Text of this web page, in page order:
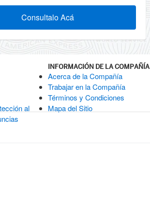
Consultalo Acá
al
INFORMACIÓN DE LA COMPAÑÍA
Acerca de la Compañía
Trabajar en la Compañía
Términos y Condiciones
Mapa del Sitio